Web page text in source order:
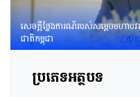
សេចក្តីថ្លែងការណ៍របស់សម្តេចមហាប
ជាតិកម្ពុជា
ប្រភេទអត្ថបទ